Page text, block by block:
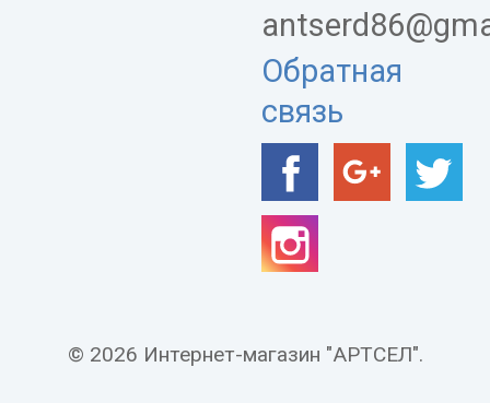
Обратная
связь
© 2026 Интернет-магазин "АРТСЕЛ".